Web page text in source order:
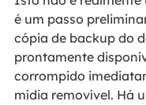
é um passo
cópia de backup do
prontamente
corrompido
mídia removível. Há